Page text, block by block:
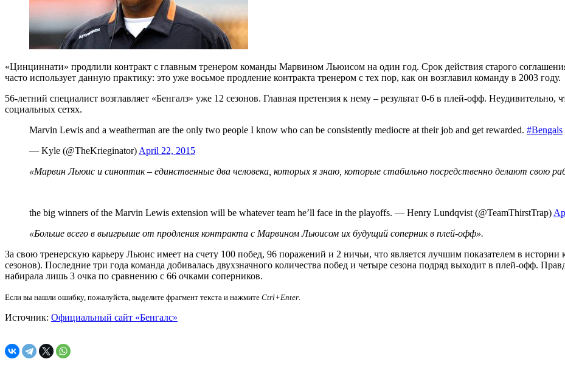
«Цинциннати» продлили контракт с главным тренером команды Марвином Льюисом на один год. Срок действия старого
часто использует данную практику: это уже восьмое продление контракта тренером с тех пор, как он возглавил команду в 2003 году.
56-летний специалист возглавляет «Бенгалз» уже 12 сезонов. Главная претензия к нему – результат 0-6 в плей-офф.
социальных сетях.
Marvin Lewis and a weatherman are the only two people I know who can be consistently mediocre at their job and get rewarded. #Bengals
— Kyle (@TheKrieginator)April 22, 2015
«Марвин Льюис и синоптик – единственные два человека, которых я знаю, которые стабильно посредственно делают свою
the big winners of the Marvin Lewis extension will be whatever team he’ll face in the playoffs. — Henry Lundqvist (@TeamThirstTrap)
«Больше всего в выигрыше от продления контракта с Марвином Льюисом их будущий соперник в плей-офф».
За свою тренерскую карьеру Льюис имеет на счету 100 побед, 96 поражений и 2 ничьи, что является лучшим показателем в
сезонов). Последние три года команда добивалась двухзначного количества побед и четыре сезона подряд выходит в плей-офф.
набирала лишь 3 очка по сравнению с 66 очками соперников.
Если вы нашли ошибку, пожалуйста, выделите фрагмент текста и нажмите Ctrl+Enter.
Источник: Официальный сайт «Бенгалс»